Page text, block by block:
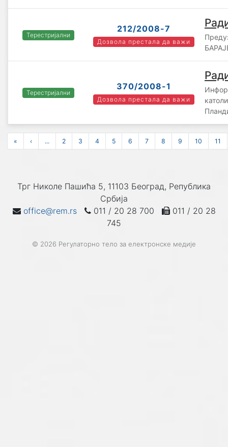
Терестријални
212/2008-7
Дозвола престала да важи
Терестријални
370/2008-1
Дозвола престала да важи
« ‹ ... 2 3 4 5 6 7 8 9 10 11
Трг Николе Пашића 5, 11103 Београд, Република
Србија
office@rem.rs
011 / 20 28 700
011 / 20 28
745
© 2026 Регулаторно тело за електронске медије